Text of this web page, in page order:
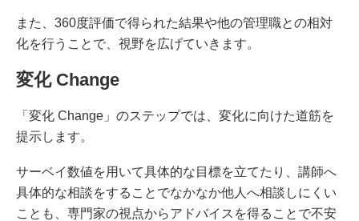
また、360度評価で得られた結果や他の管理職との相対
化を行うことで、視野を広げていきます。
変化 Change
「変化 Change」のステップでは、変化に向けた道筋を
提示します。
サーベイ数値を用いて具体的な目標を立てたり、講師へ
具体的な相談をすることでなかなか他人へ相談しにくい
ことも、専門家の視点からアドバイスを得ることで不安